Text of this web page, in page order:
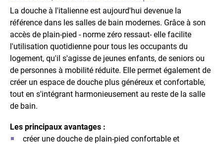
La douche à l'italienne est aujourd'hui devenue la
référence dans les salles de bain modernes. Grâce à son
accès de plain-pied - norme zéro ressaut- elle facilite
l'utilisation quotidienne pour tous les occupants du
logement, qu'il s'agisse de jeunes enfants, de seniors ou
de personnes à mobilité réduite. Elle permet également de
créer un espace de douche plus généreux et confortable,
tout en s'intégrant harmonieusement au reste de la salle
de bain.
Les principaux avantages :
créer une douche de plain-pied confortable et